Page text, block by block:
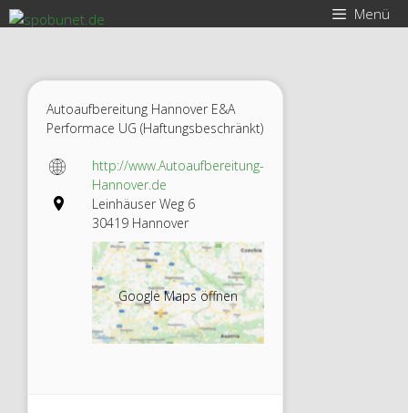
Zum
Inhalt
Menü
Autoaufbereitung Hannover E&A
Performace UG (Haftungsbeschränkt)
http://www.Autoaufbereitung-
Hannover.de
Leinhäuser Weg 6
30419 Hannover
Google Maps öffnen